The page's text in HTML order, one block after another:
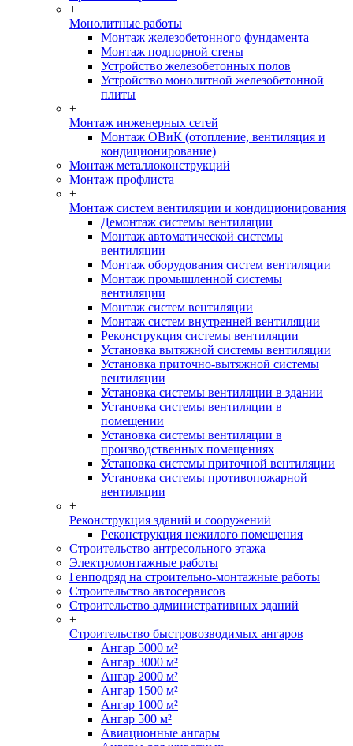
+
Монолитные работы
Монтаж железобетонного фундамента
Монтаж подпорной стены
Устройство железобетонных полов
Устройство монолитной железобетонной
плиты
+
Монтаж инженерных сетей
Монтаж ОВиК (отопление, вентиляция и
кондиционирование)
Монтаж металлоконструкций
Монтаж профлиста
+
Монтаж систем вентиляции и кондиционирования
Демонтаж системы вентиляции
Монтаж автоматической системы
вентиляции
Монтаж оборудования систем вентиляции
Монтаж промышленной системы
вентиляции
Монтаж систем вентиляции
Монтаж систем внутренней вентиляции
Реконструкция системы вентиляции
Установка вытяжной системы вентиляции
Установка приточно-вытяжной системы
вентиляции
Установка системы вентиляции в здании
Установка системы вентиляции в
помещении
Установка системы вентиляции в
производственных помещениях
Установка системы приточной вентиляции
Установка системы противопожарной
вентиляции
+
Реконструкция зданий и сооружений
Реконструкция нежилого помещения
Строительство антресольного этажа
Электромонтажные работы
Генподряд на строительно-монтажные работы
Строительство автосервисов
Строительство административных зданий
+
Строительство быстровозводимых ангаров
Ангар 5000 м²
Ангар 3000 м²
Ангар 2000 м²
Ангар 1500 м²
Ангар 1000 м²
Ангар 500 м²
Авиационные ангары